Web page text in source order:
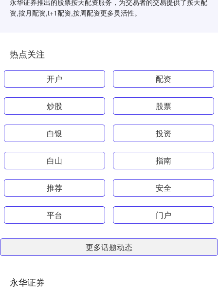
资,按月配资,t+1配资,按周配资更多灵活性。
热点关注
开户 配资
炒股 股票
白银 投资
白山 指南
推荐 安全
平台 门户
更多话题动态
永华证券